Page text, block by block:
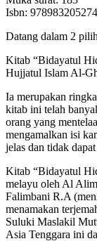
Isbn:
Datang dalam 2
Kitab “Bidayatul
Hujjatul Islam Al-
Ia merupakan
kitab ini telah
orang yang
mengamalkan isi
jelas dan tidak
Kitab “Bidayatul
melayu oleh Al
Falimbani R.A
menamakan
Suluki Maslakil
Asia Tenggara ini